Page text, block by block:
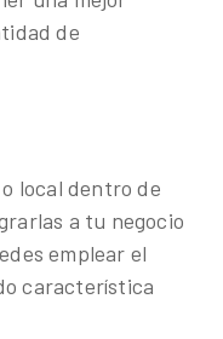
de
local dentro de
a tu negocio
emplear el
característica